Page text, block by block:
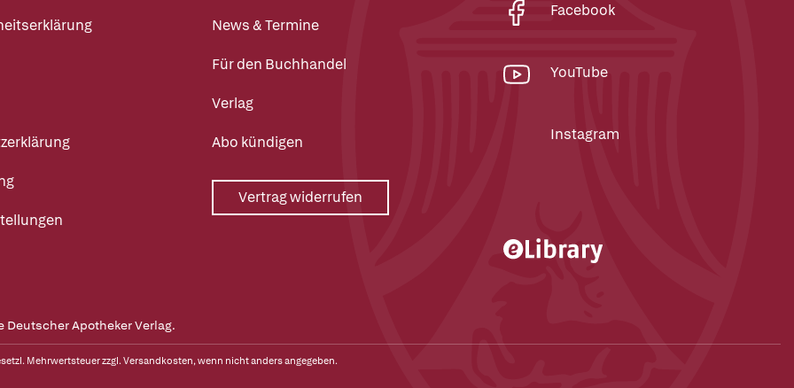
News & Termine
Für den Buchhandel
Verlag
Abo kündigen
Vertrag widerrufen
Facebook
YouTube
Instagram
Apotheker Verlag.
Mehrwertsteuer zzgl.Versandkosten, wenn nicht anders angegeben.